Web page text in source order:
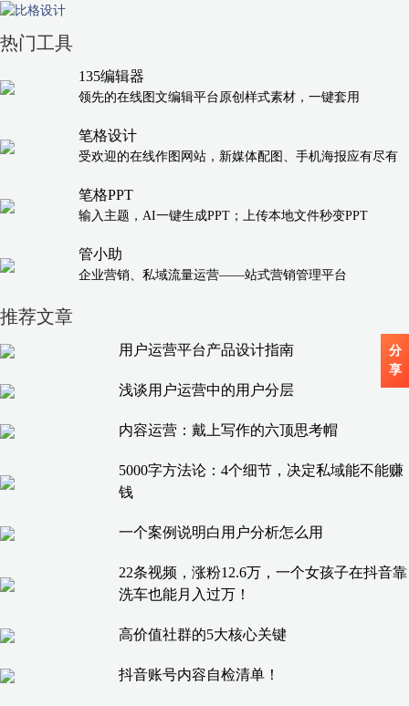
热门工具
135编辑器
领先的在线图文编辑平台原创样式素材，一键套用
笔格设计
受欢迎的在线作图网站，新媒体配图、手机海报应有尽有
笔格PPT
输入主题，AI一键生成PPT；上传本地文件秒变PPT
管小助
企业营销、私域流量运营——站式营销管理平台
推荐文章
用户运营平台产品设计指南
浅谈用户运营中的用户分层
内容运营：戴上写作的六顶思考帽
5000字方法论：4个细节，决定私域能不能赚
钱
一个案例说明白用户分析怎么用
22条视频，涨粉12.6万，一个女孩子在抖音靠
洗车也能月入过万！
高价值社群的5大核心关键
抖音账号内容自检清单！
分
享